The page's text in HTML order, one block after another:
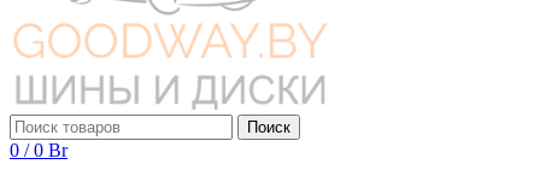
Поиск
0 / 0 Br